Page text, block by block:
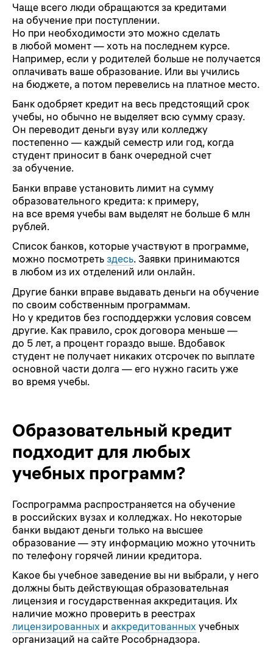
Чаще всего люди обращаются за кредитами
на обучение при поступлении.
Но при необходимости это можно сделать
в любой момент — хоть на последнем курсе.
Например, если у родителей больше не получается
оплачивать ваше образование. Или вы учились
на бюджете, а потом перевелись на платное место.
Банк одобряет кредит на весь предстоящий срок
учебы, но обычно не выделяет всю сумму сразу.
Он переводит деньги вузу или колледжу
постепенно — каждый семестр или год, когда
студент приносит в банк очередной счет
за обучение.
Банки вправе установить лимит на сумму
образовательного кредита: к примеру,
на все время учебы вам выделят не больше 6 млн
рублей.
Список банков, которые участвуют в программе,
можно посмотреть здесь. Заявки принимаются
в любом из их отделений или онлайн.
Другие банки вправе выдавать деньги на обучение
по своим собственным программам.
Но у кредитов без господдержки условия совсем
другие. Как правило, срок договора меньше —
до 5 лет, а процент гораздо выше. Вдобавок
студент не получает никаких отсрочек по выплате
основной части долга — его нужно гасить уже
во время учебы.
Образовательный кредит
подходит для любых
учебных программ?
Госпрограмма распространяется на обучение
в российских вузах и колледжах. Но некоторые
банки выдают деньги только на высшее
образование — эту информацию можно уточнить
по телефону горячей линии кредитора.
Какое бы учебное заведение вы ни выбрали, у него
должны быть действующая образовательная
лицензия и государственная аккредитация. Их
наличие можно проверить в реестрах
лицензированных и аккредитованных учебных
организаций на сайте Рособрнадзора.